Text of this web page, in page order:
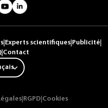
Experts scientifiques Publicité
| Contact
RGPD Cookies